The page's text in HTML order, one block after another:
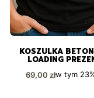
KOSZULKA
LOADING
Cena brutto
69,00 złw tym